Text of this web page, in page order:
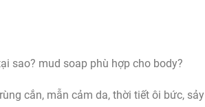
sao? mud soap phù hợp cho body?
cắn, mẫn cảm da, thời tiết ôi bức, sảy